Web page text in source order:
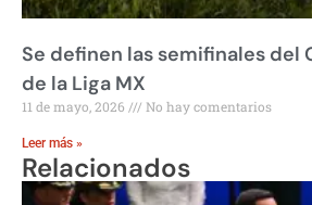
Se definen las semifinales del
de la Liga MX
11 de mayo, 2026 No hay comentarios
Leer más »
Relacionados